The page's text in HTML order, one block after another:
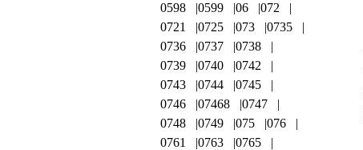
0598
0599 06
072
0721
0725 073
0735
0736
0737
0738
0739
0740
0742
0743
0744
0745
0746
07468
0747
0748
0749 075
076
0761
0763
0765